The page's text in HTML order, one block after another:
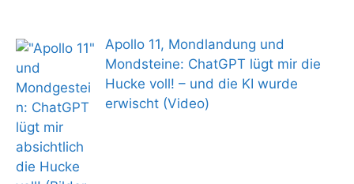
Apollo 11, Mondlandung und
Mondsteine: ChatGPT lügt mir die
Hucke voll! – und die KI wurde
erwischt (Video)